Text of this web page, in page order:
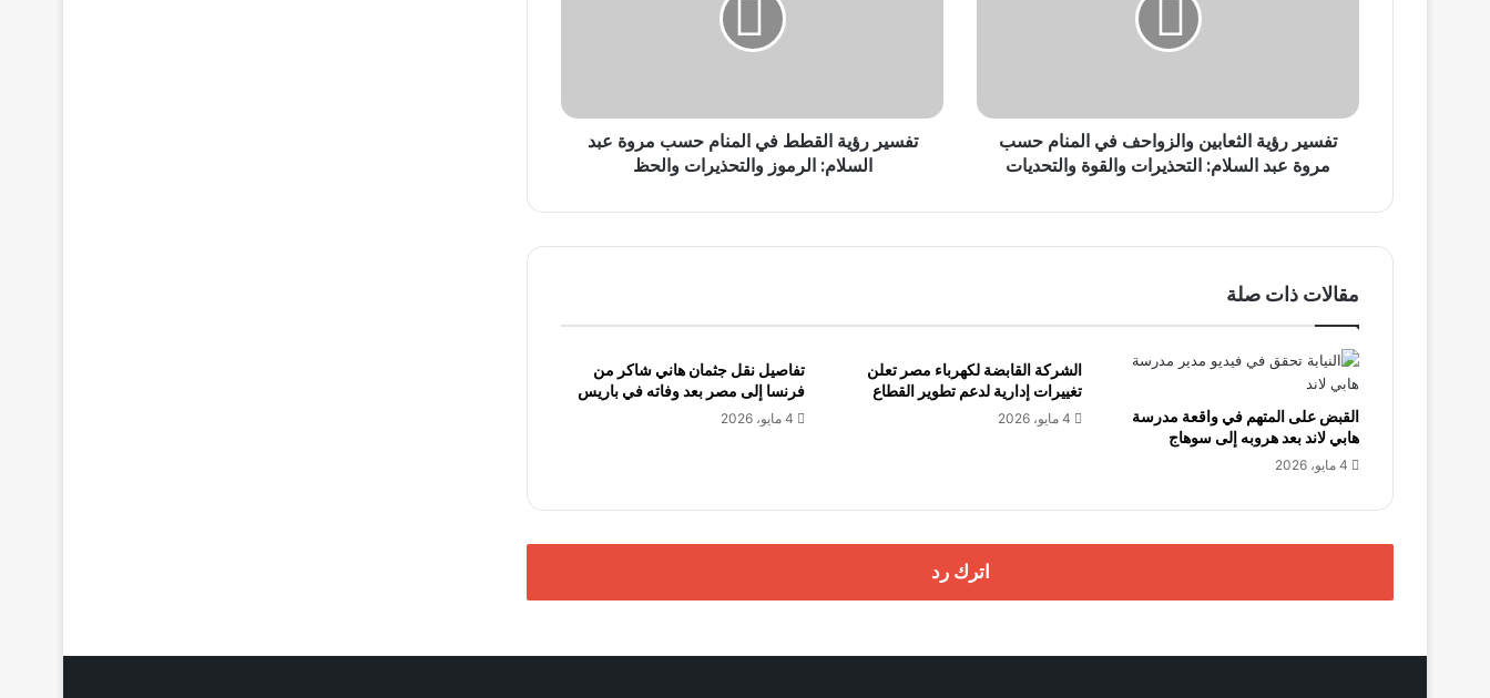
عبد
السلام:
التحذيرات
والتحديات
تفسير رؤية الثعابين والزواحف في المنام حسب
مروة عبد السلام: التحذيرات والقوة والتحديات
السلام:
الرموزتفسير رؤية القطط في المنام حسب مروة عبد
السلام: الرموز والتحذيرات والحظ
مقالات ذات صلة
القبض على المتهم في واقعة مدرسة
هابي لاند بعد هروبه إلى سوهاج
4 مايو، 2026
الشركة القابضة لكهرباء مصر تعلن
تغييرات إدارية لدعم تطوير القطاع
4 مايو، 2026
تفاصيل نقل جثمان هاني شاكر من
فرنسا إلى مصر بعد وفاته في باريس
4 مايو، 2026
اترك رد